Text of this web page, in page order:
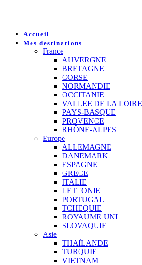
Accueil
Mes destinations
France
AUVERGNE
BRETAGNE
CORSE
NORMANDIE
OCCITANIE
VALLEE DE LA LOIRE
PAYS-BASQUE
PROVENCE
RHÔNE-ALPES
Europe
ALLEMAGNE
DANEMARK
ESPAGNE
GRECE
ITALIE
LETTONIE
PORTUGAL
TCHEQUIE
ROYAUME-UNI
SLOVAQUIE
Asie
THAÏLANDE
TURQUIE
VIETNAM